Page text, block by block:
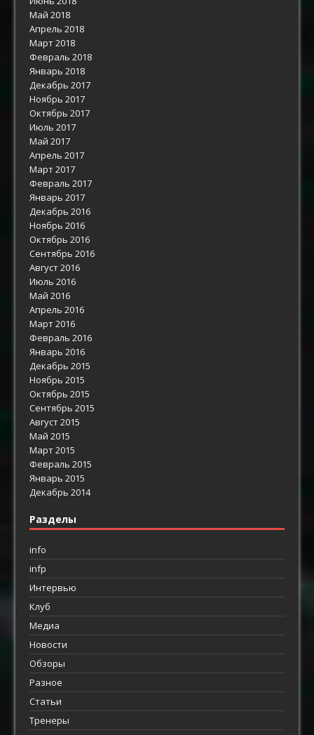
Май 2018
Апрель 2018
Март 2018
Февраль 2018
Январь 2018
Декабрь 2017
Ноябрь 2017
Октябрь 2017
Июль 2017
Май 2017
Апрель 2017
Март 2017
Февраль 2017
Январь 2017
Декабрь 2016
Ноябрь 2016
Октябрь 2016
Сентябрь 2016
Август 2016
Июль 2016
Май 2016
Апрель 2016
Март 2016
Февраль 2016
Январь 2016
Декабрь 2015
Ноябрь 2015
Октябрь 2015
Сентябрь 2015
Август 2015
Май 2015
Март 2015
Февраль 2015
Январь 2015
Декабрь 2014
Разделы
info
infp
Интервью
Клуб
Медиа
Новости
Обзоры
Разное
Статьи
Тренеры